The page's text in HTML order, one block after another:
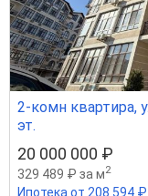
2-комн квартира,
эт.
20 000 000 ₽
329 489 ₽ за м2
Ипотека от 208 594